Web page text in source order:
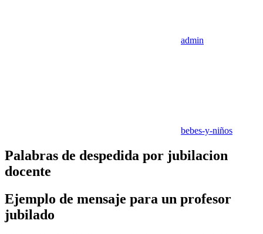
admin
bebes-y-niños
Palabras de despedida por jubilacion
docente
Ejemplo de mensaje para un profesor
jubilado